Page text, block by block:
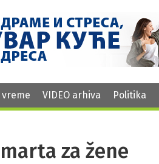
VIDEO arhiva Politika
za žene